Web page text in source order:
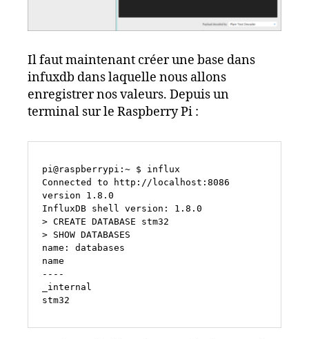
Il faut maintenant créer une base dans
infuxdb dans laquelle nous allons
enregistrer nos valeurs. Depuis un
terminal sur le Raspberry Pi :
pi@raspberrypi:~ $ influx
Connected to http://localhost:8086
version 1.8.0
InfluxDB shell version: 1.8.0
> CREATE DATABASE stm32
> SHOW DATABASES
name: databases
name
----
_internal
stm32